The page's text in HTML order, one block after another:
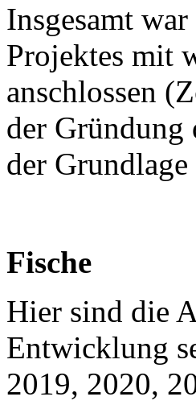
Insgesamt
Projektes mit
anschlossen
der
der
Fische
Hier sind die
Entwicklung
2019, 2020,